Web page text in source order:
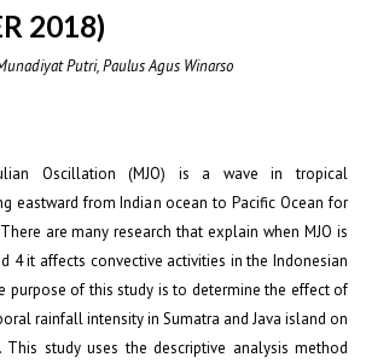
2018)
Putri, Paulus Agus Winarso
Oscillation (MJO) is a wave in tropical
eastward from Indian ocean to Pacific Ocean for
are many research that explain when MJO is
4 it affects convective activities in the Indonesian
purpose of this study is to determine the effect of
rainfall intensity in Sumatra and Java island on
This study uses the descriptive analysis method